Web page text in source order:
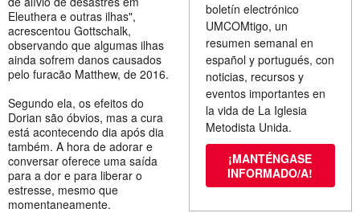
boletín electrónico
UMCOMtigo, un
resumen semanal en
español y portugués, con
noticias, recursos y
eventos importantes en
la vida de La Iglesia
Metodista Unida.
¡MANTÉNGASE
INFORMADO/A!
Eleuthera e outras ilhas",
acrescentou Gottschalk,
observando que algumas ilhas
ainda sofrem danos causados
pelo furacão Matthew, de 2016.
Segundo ela, os efeitos do
Dorian são óbvios, mas a cura
está acontecendo dia após dia
também. A hora de adorar e
conversar oferece uma saída
para a dor e para liberar o
estresse, mesmo que
momentaneamente.